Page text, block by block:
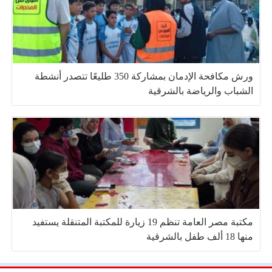
ورش مكافحة الإدمان بمشاركة 350 طليعًا تتصدر أنشطة
الشباب والرياضة بالشرقية
مكتبة مصر العامة تنظم 19 زيارة للمكتبة المتنقلة يستفيد
منها 18 ألف طفل بالشرقية